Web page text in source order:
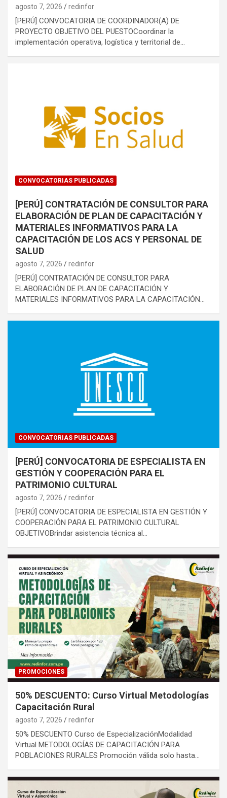
agosto 7, 2026 redinfor
[PERÚ] CONVOCATORIA DE COORDINADOR(A) DE
PROYECTO OBJETIVO DEL PUESTOCoordinar la
implementación operativa, logística y territorial de…
CONVOCATORIAS PUBLICADAS
[PERÚ] CONTRATACIÓN DE CONSULTOR PARA
ELABORACIÓN DE PLAN DE CAPACITACIÓN Y
MATERIALES INFORMATIVOS PARA LA
CAPACITACIÓN DE LOS ACS Y PERSONAL DE
SALUD
agosto 7, 2026 redinfor
[PERÚ] CONTRATACIÓN DE CONSULTOR PARA
ELABORACIÓN DE PLAN DE CAPACITACIÓN Y
MATERIALES INFORMATIVOS PARA LA CAPACITACIÓN…
CONVOCATORIAS PUBLICADAS
[PERÚ] CONVOCATORIA DE ESPECIALISTA EN
GESTIÓN Y COOPERACIÓN PARA EL
PATRIMONIO CULTURAL
agosto 7, 2026 redinfor
[PERÚ] CONVOCATORIA DE ESPECIALISTA EN GESTIÓN Y
COOPERACIÓN PARA EL PATRIMONIO CULTURAL
OBJETIVOBrindar asistencia técnica al…
PROMOCIONES
50% DESCUENTO: Curso Virtual Metodologías
Capacitación Rural
agosto 7, 2026 redinfor
50% DESCUENTO Curso de EspecializaciónModalidad
Virtual METODOLOGÍAS DE CAPACITACIÓN PARA
POBLACIONES RURALES Promoción válida solo hasta…